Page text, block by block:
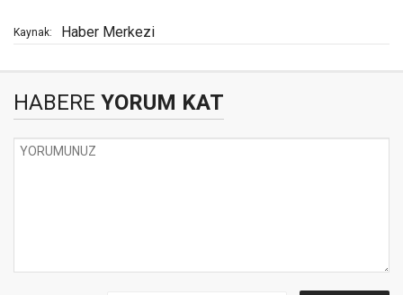
Kaynak: Haber Merkezi
HABERE YORUM KAT